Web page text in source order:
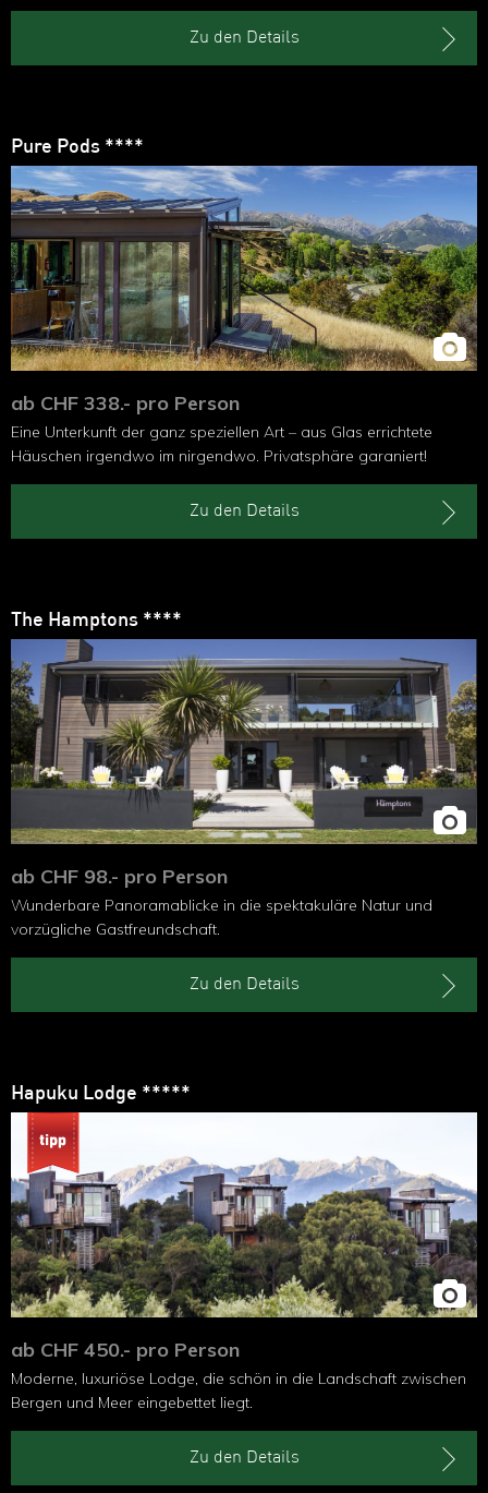
Zu den Details
Pure Pods ****
ab CHF 338.- pro Person
Eine Unterkunft der ganz speziellen Art – aus Glas errichtete
Häuschen irgendwo im nirgendwo. Privatsphäre garaniert!
Zu den Details
The Hamptons ****
ab CHF 98.- pro Person
Wunderbare Panoramablicke in die spektakuläre Natur und
vorzügliche Gastfreundschaft.
Zu den Details
Hapuku Lodge *****
ab CHF 450.- pro Person
Moderne, luxuriöse Lodge, die schön in die Landschaft zwischen
Bergen und Meer eingebettet liegt.
Zu den Details